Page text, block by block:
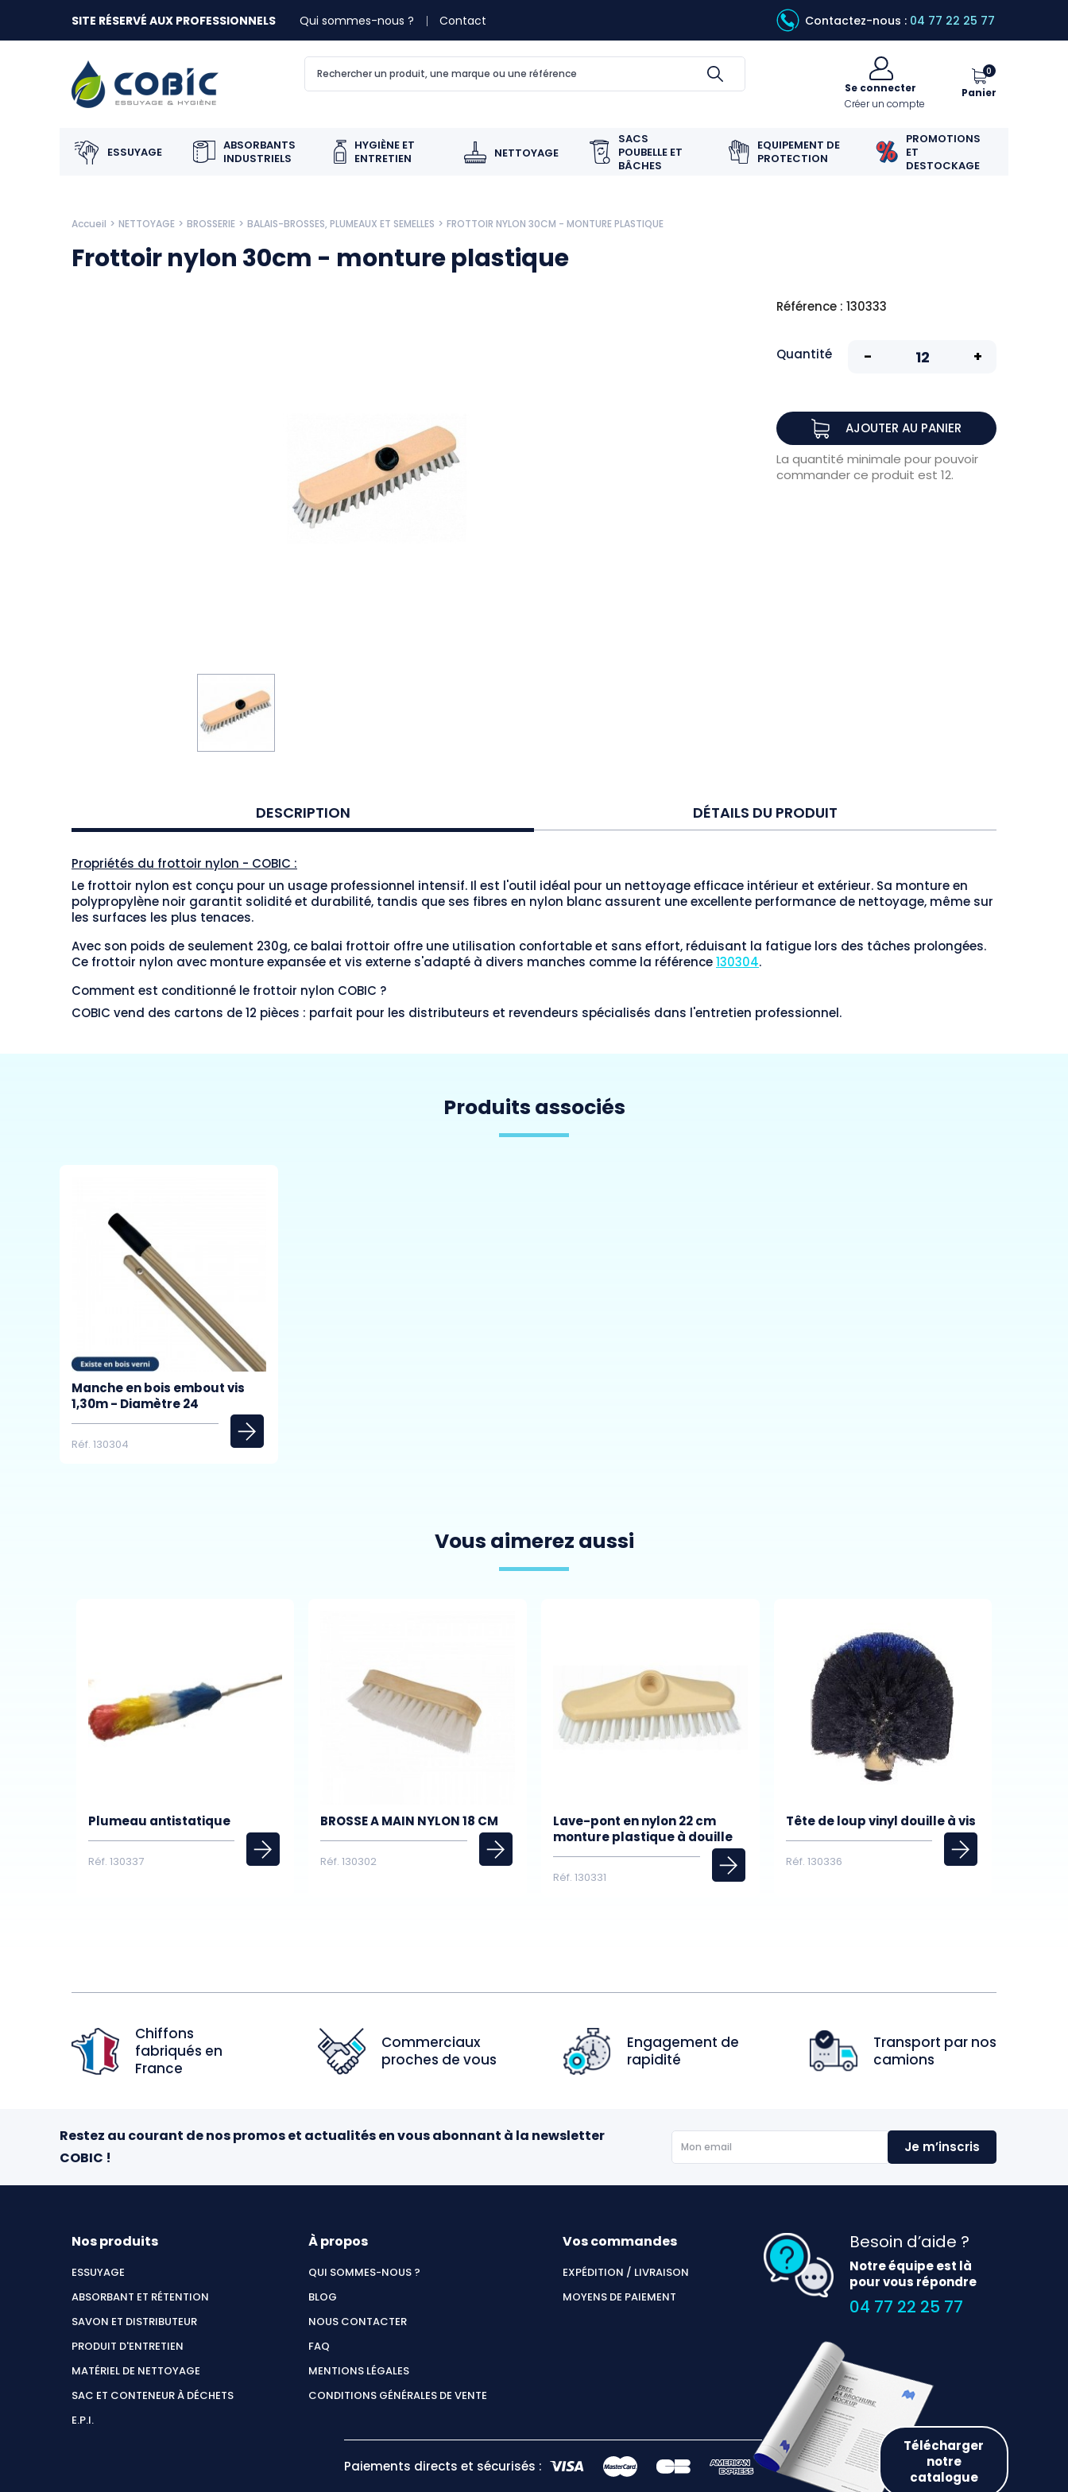
SITE RÉSERVÉ AUX PROFESSIONNELS Qui sommes-nous ? Contact Contactez-nous : 04 77 22 25 77
Se connecter
Créer un compte
0
Panier
ESSUYAGE
ABSORBANTS
INDUSTRIELS
HYGIÈNE ET
ENTRETIEN
NETTOYAGE
SACS
POUBELLE ET
BÂCHES
EQUIPEMENT DE
PROTECTION
PROMOTIONS
ET
DESTOCKAGE
Accueil NETTOYAGE BROSSERIE BALAIS-BROSSES, PLUMEAUX ET SEMELLES FROTTOIR NYLON 30CM - MONTURE PLASTIQUE
Frottoir nylon 30cm - monture plastique
Référence : 130333
Quantité
AJOUTER AU PANIER
La quantité minimale pour pouvoir
commander ce produit est 12.
DESCRIPTION DÉTAILS DU PRODUIT
Propriétés du frottoir nylon - COBIC :
Le frottoir nylon est conçu pour un usage professionnel intensif. Il est l'outil idéal pour un nettoyage efficace intérieur et extérieur. Sa monture en
polypropylène noir garantit solidité et durabilité, tandis que ses fibres en nylon blanc assurent une excellente performance de nettoyage, même sur
les surfaces les plus tenaces.
Avec son poids de seulement 230g, ce balai frottoir offre une utilisation confortable et sans effort, réduisant la fatigue lors des tâches prolongées.
Ce frottoir nylon avec monture expansée et vis externe s'adapté à divers manches comme la référence130304.
Comment est conditionné le frottoir nylon COBIC ?
COBIC vend des cartons de 12 pièces : parfait pour les distributeurs et revendeurs spécialisés dans l'entretien professionnel.
Produits associés
Manche en bois embout vis
1,30m - Diamètre 24
Réf. 130304
Vous aimerez aussi
Plumeau antistatique
Réf. 130337
BROSSE A MAIN NYLON 18 CM
Réf. 130302
Lave-pont en nylon 22 cm
monture plastique à douille
Réf. 130331
Tête de loup vinyl douille à vis
Réf. 130336
Chiffons
fabriqués en
France
Commerciaux
proches de vous
Engagement de
rapidité
Transport par nos
camions
Restez au courant de nos promos et actualités en vous abonnant à la newsletter
COBIC !
Nos produits
ESSUYAGE
ABSORBANT ET RÉTENTION
SAVON ET DISTRIBUTEUR
PRODUIT D'ENTRETIEN
MATÉRIEL DE NETTOYAGE
SAC ET CONTENEUR À DÉCHETS
E.P.I.
À propos
QUI SOMMES-NOUS ?
BLOG
NOUS CONTACTER
FAQ
MENTIONS LÉGALES
CONDITIONS GÉNÉRALES DE VENTE
Vos commandes
EXPÉDITION / LIVRAISON
MOYENS DE PAIEMENT
Besoin d’aide ?
Notre équipe est là
pour vous répondre
04 77 22 25 77
Télécharger
notre
catalogue
Paiements directs et sécurisés :